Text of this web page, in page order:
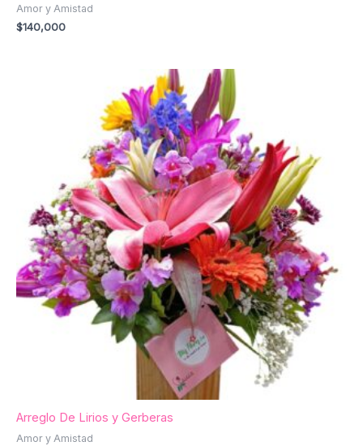
Amor y Amistad
$140,000
Arreglo De Lirios y Gerberas
Amor y Amistad